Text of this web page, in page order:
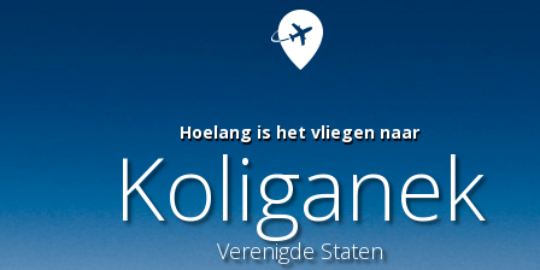
Hoelang is het vliegen naar
Koliganek
Verenigde Staten